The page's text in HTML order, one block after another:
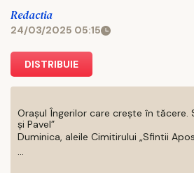
Redactia
24/03/2025 05:15
DISTRIBUIE
Orașul Îngerilor care crește în tăcere.
și Pavel”
Duminica, aleile Cimitirului „Sfintii
...